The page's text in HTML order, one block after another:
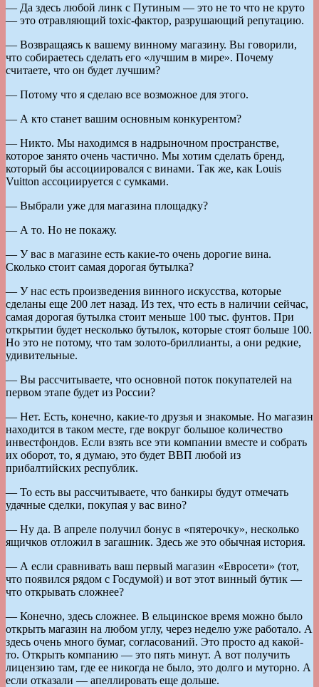
— Да здесь любой линк с Путиным — это не то что не круто
— это отравляющий toxic-фактор, разрушающий репутацию.
— Возвращаясь к вашему винному магазину. Вы говорили,
что собираетесь сделать его «лучшим в мире». Почему
считаете, что он будет лучшим?
— Потому что я сделаю все возможное для этого.
— А кто станет вашим основным конкурентом?
— Никто. Мы находимся в надрыночном пространстве,
которое занято очень частично. Мы хотим сделать бренд,
который бы ассоциировался с винами. Так же, как Louis
Vuitton ассоциируется с сумками.
— Выбрали уже для магазина площадку?
— А то. Но не покажу.
— У вас в магазине есть какие-то очень дорогие вина.
Сколько стоит самая дорогая бутылка?
— У нас есть произведения винного искусства, которые
сделаны еще 200 лет назад. Из тех, что есть в наличии сейчас,
самая дорогая бутылка стоит меньше 100 тыс. фунтов. При
открытии будет несколько бутылок, которые стоят больше 100.
Но это не потому, что там золото-бриллианты, а они редкие,
удивительные.
— Вы рассчитываете, что основной поток покупателей на
первом этапе будет из России?
— Нет. Есть, конечно, какие-то друзья и знакомые. Но магазин
находится в таком месте, где вокруг большое количество
инвестфондов. Если взять все эти компании вместе и собрать
их оборот, то, я думаю, это будет ВВП любой из
прибалтийских республик.
— То есть вы рассчитываете, что банкиры будут отмечать
удачные сделки, покупая у вас вино?
— Ну да. В апреле получил бонус в «пятерочку», несколько
ящичков отложил в загашник. Здесь же это обычная история.
— А если сравнивать ваш первый магазин «Евросети» (тот,
что появился рядом с Госдумой) и вот этот винный бутик —
что открывать сложнее?
— Конечно, здесь сложнее. В ельцинское время можно было
открыть магазин на любом углу, через неделю уже работало. А
здесь очень много бумаг, согласований. Это просто ад какой-
то. Открыть компанию — это пять минут. А вот получить
лицензию там, где ее никогда не было, это долго и муторно. А
если отказали — апеллировать еще дольше.